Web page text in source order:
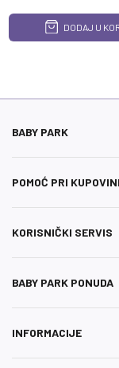
DODAJ U
BABY PARK
POMOĆ PRI KUPOVINI
KORISNIČKI SERVIS
BABY PARK PONUDA
INFORMACIJE